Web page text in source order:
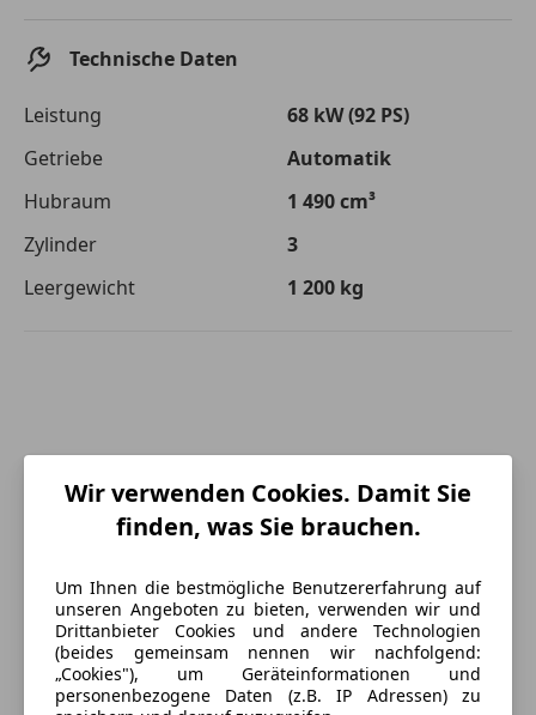
Technische Daten
Leistung
68 kW (92 PS)
Getriebe
Automatik
Hubraum
1 490 cm³
Zylinder
3
Leergewicht
1 200 kg
Wir verwenden Cookies. Damit Sie
finden, was Sie brauchen.
Um Ihnen die bestmögliche Benutzererfahrung auf
unseren Angeboten zu bieten, verwenden wir und
Drittanbieter Cookies und andere Technologien
(beides gemeinsam nennen wir nachfolgend:
„Cookies"), um Geräteinformationen und
personenbezogene Daten (z.B. IP Adressen) zu